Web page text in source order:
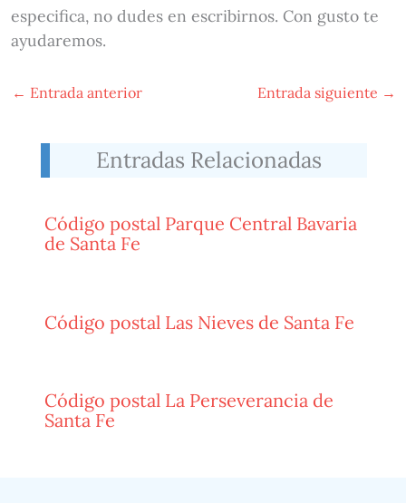
especifica, no dudes en escribirnos. Con gusto te
ayudaremos.
← Entrada anterior Entrada siguiente →
Entradas Relacionadas
Código postal Parque Central Bavaria
de Santa Fe
Código postal Las Nieves de Santa Fe
Código postal La Perseverancia de
Santa Fe